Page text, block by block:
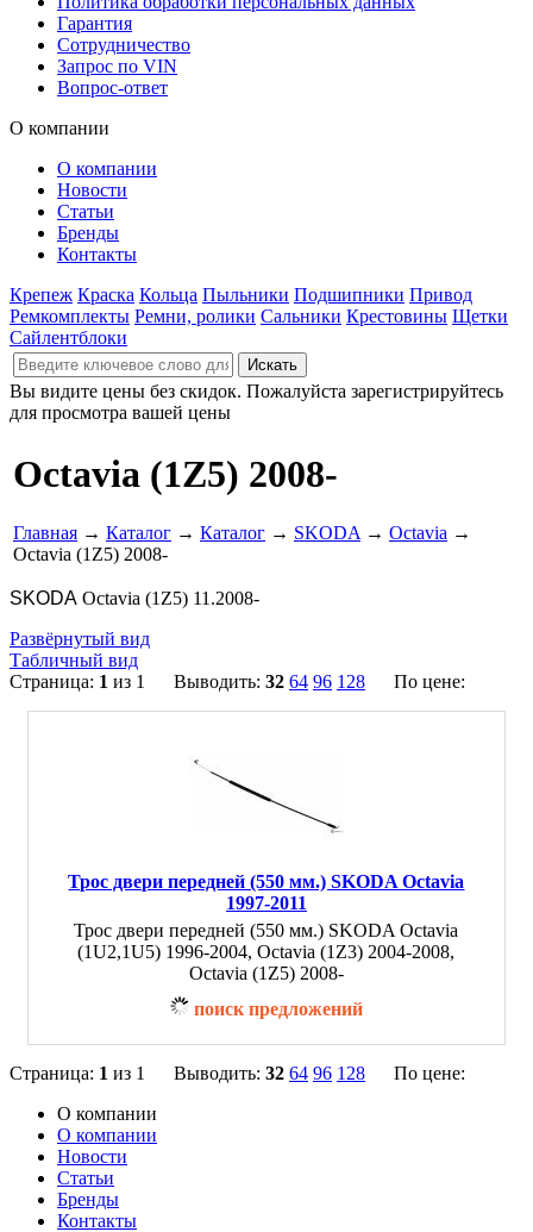
Гарантия
Сотрудничество
Запрос по VIN
Вопрос-ответ
О компании
О компании
Новости
Статьи
Бренды
Контакты
Крепеж Краска Кольца Пыльники Подшипники Привод
Ремкомплекты Ремни, ролики Сальники Крестовины Щетки
Сайлентблоки
Вы видите цены без скидок. Пожалуйста зарегистрируйтесь
для просмотра вашей цены
Octavia (1Z5) 2008-
Главная → Каталог → Каталог → SKODA → Octavia →
Octavia (1Z5) 2008-
SKODA Octavia (1Z5) 11.2008-
Развёрнутый вид
Табличный вид
Страница: 1 из 1 Выводить: 32 64 96 128 По цене:
Трос двери передней (550 мм.) SKODA Octavia
1997-2011
Трос двери передней (550 мм.) SKODA Octavia
(1U2,1U5) 1996-2004, Octavia (1Z3) 2004-2008,
Octavia (1Z5) 2008-
поиск предложений
Страница: 1 из 1 Выводить: 32 64 96 128
По цене:
О компании
О компании
Новости
Статьи
Бренды
Контакты